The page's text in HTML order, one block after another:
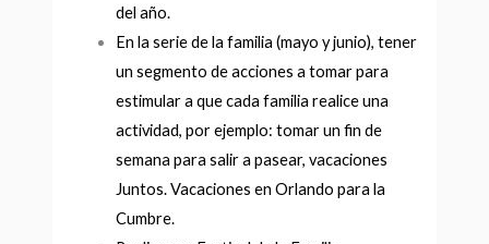
del año.
En la serie de la familia (mayo y junio), tener
un segmento de acciones a tomar para
estimular a que cada familia realice una
actividad, por ejemplo: tomar un fin de
semana para salir a pasear, vacaciones
Juntos. Vacaciones en Orlando para la
Cumbre.